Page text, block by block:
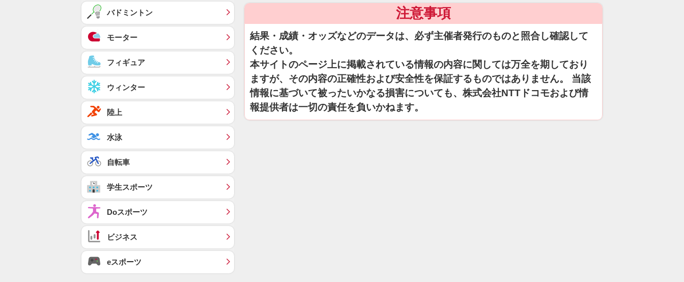
注意事項
結果・成績・オッズなどのデータは、必ず主催者発行のものと照合し確認して
ください。
本サイトのページ上に掲載されている情報の内容に関しては万全を期しており
ますが、その内容の正確性および安全性を保証するものではありません。 当該
情報に基づいて被ったいかなる損害についても、株式会社NTTドコモおよび情
報提供者は一切の責任を負いかねます。
バドミントン
モーター
フィギュア
ウィンター
陸上
水泳
自転車
学生スポーツ
Doスポーツ
ビジネス
eスポーツ